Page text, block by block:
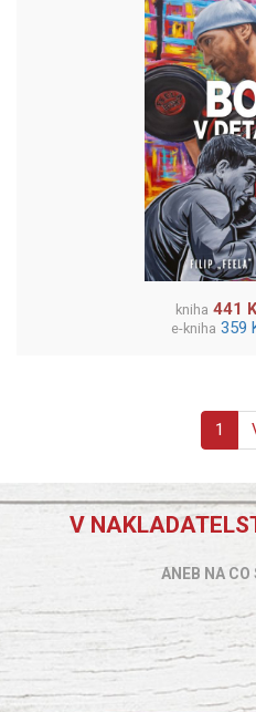
kniha 441
e-kniha 359
1
V
ANEB NA CO